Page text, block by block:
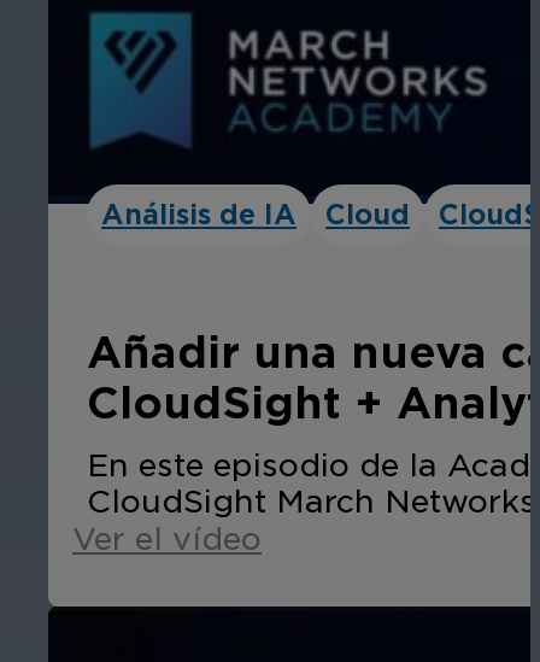
Análisis de IA Cloud
Añadir una nueva
CloudSight +
En este episodio de la
CloudSight March
Ver el vídeo